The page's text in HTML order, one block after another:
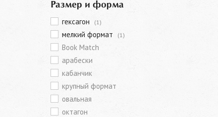
Размер и форма
гексагон (1)
мелкий формат (1)
Book Match
арабески
кабанчик
крупный формат
овальная
октагон